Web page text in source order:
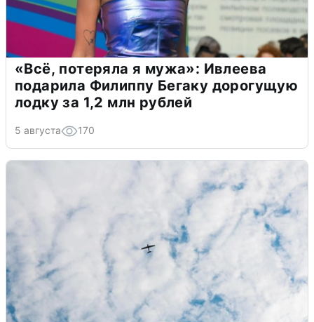
«Всё, потеряла я мужа»: Ивлеева
подарила Филиппу Бегаку дорогущую
лодку за 1,2 млн рублей
5 августа 170